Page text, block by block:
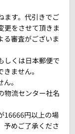
ます。代引きでご
更をさせて頂きま
る審査がございま
しくは日本郵便で
ません。
。
物流センター社名
16666円以上の場
予めご了承くださ